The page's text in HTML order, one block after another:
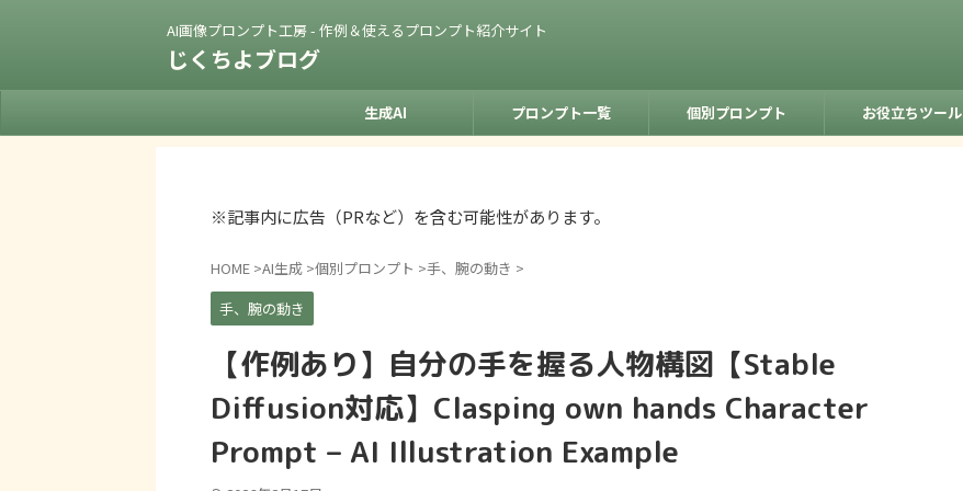
AI画像プロンプト工房 - 作例＆使えるプロンプト紹介サイト
じくちよブログ
生成AI プロンプト一覧 個別プロンプト お役立ちツール
※記事内に広告（PRなど）を含む可能性があります。
HOME >AI生成 >個別プロンプト >手、腕の動き >
手、腕の動き
【作例あり】自分の手を握る人物構図【Stable
Diffusion対応】Clasping own hands Character
Prompt – AI Illustration Example